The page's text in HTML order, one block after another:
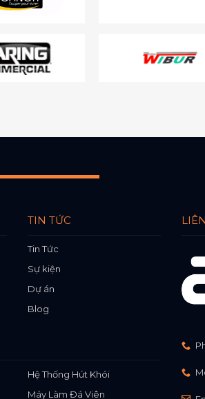
TIN TỨC
Tin Tức
Sự kiện
Dự án
Blog
Hệ Thống Hút Khói
Máy Làm Đá Viên